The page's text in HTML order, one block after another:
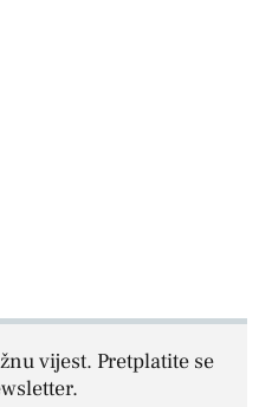
vijest. Pretplatite se